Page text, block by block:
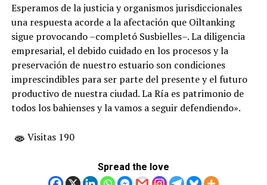
Esperamos de la justicia y organismos jurisdiccionales
una respuesta acorde a la afectación que Oiltanking
sigue provocando –completó Susbielles–. La diligencia
empresarial, el debido cuidado en los procesos y la
preservación de nuestro estuario son condiciones
imprescindibles para ser parte del presente y el futuro
productivo de nuestra ciudad. La Ría es patrimonio de
todos los bahienses y la vamos a seguir defendiendo».
Visitas 190
Spread the love